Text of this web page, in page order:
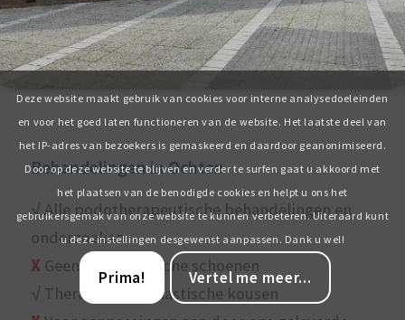
Behandelingen in Ochten
√Alle podotherapeutische behandelingen en
onderzoeken
X Geen orthopedische schoenen
√Therapeutisch elastische kousen
Deze website maakt gebruik van cookies voor interne analysedoeleinden
en voor het goed laten functioneren van de website. Het laatste deel van
het IP-adres van bezoekers is gemaskeerd en daardoor geanonimiseerd.
Door op deze website te blijven en verder te surfen gaat u akkoord met
het plaatsen van de benodigde cookies en helpt u ons het
gebruikersgemak van onze website te kunnen verbeteren. Uiteraard kunt
u deze instellingen desgewenst aanpassen. Dank u wel!
Prima! Vertel me meer...